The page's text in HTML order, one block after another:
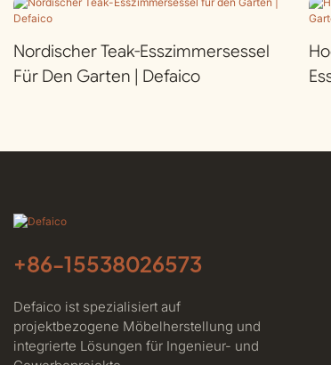
Nordischer Teak-Esszimmersessel
Für Den Garten | Defaico
+86-15538026573
Defaico ist spezialisiert auf
projektbezogene Möbelherstellung und
integrierte Lösungen für Ingenieur- und